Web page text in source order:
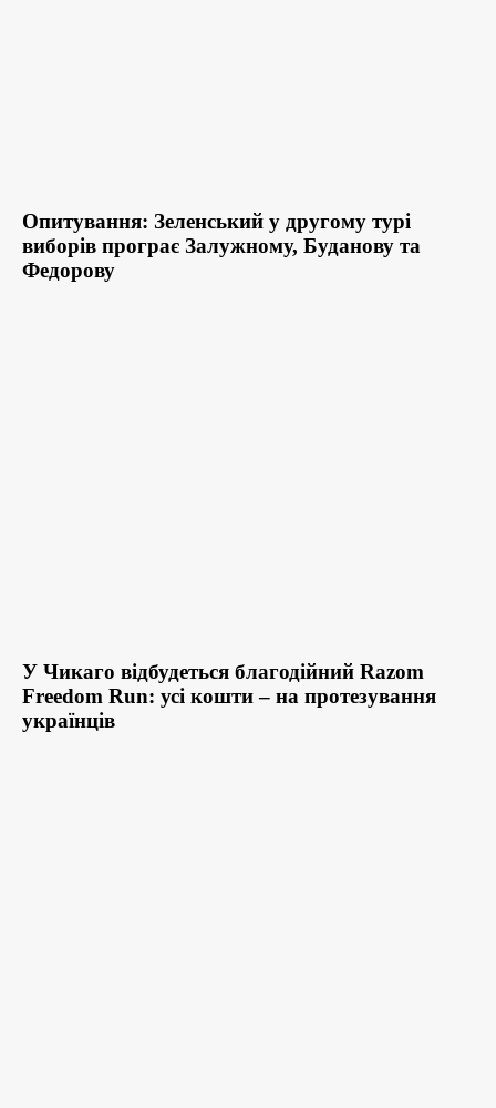
Опитування: Зеленський у другому турі
виборів програє Залужному, Буданову та
Федорову
У Чикаго відбудеться благодійний Razom
Freedom Run: усі кошти – на протезування
українців